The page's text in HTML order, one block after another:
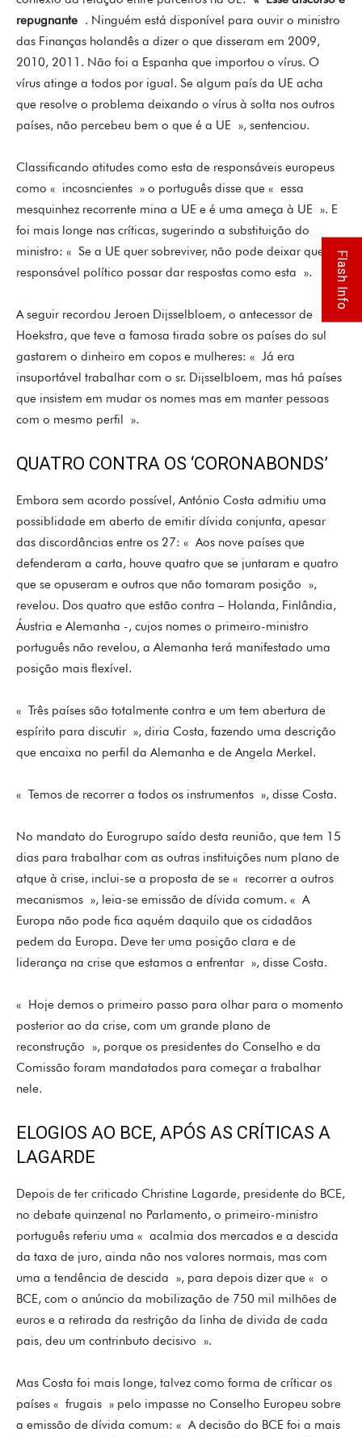
repugnante . Ninguém está disponível para ouvir o ministro
das Finanças holandês a dizer o que disseram em 2009,
2010, 2011. Não foi a Espanha que importou o vírus. O
vírus atinge a todos por igual. Se algum país da UE acha
que resolve o problema deixando o vírus à solta nos outros
países, não percebeu bem o que é a UE », sentenciou.
Classificando atitudes como esta de responsáveis europeus
como « incosncientes » o português disse que « essa
mesquinhez recorrente mina a UE e é uma ameça à UE ». E
foi mais longe nas críticas, sugerindo a substituição do
ministro: « Se a UE quer sobreviver, não pode deixar que um
responsável político possar dar respostas como esta ».
A seguir recordou Jeroen Dijsselbloem, o antecessor de
Hoekstra, que teve a famosa tirada sobre os países do sul
gastarem o dinheiro em copos e mulheres: « Já era
insuportável trabalhar com o sr. Dijsselbloem, mas há países
que insistem em mudar os nomes mas em manter pessoas
com o mesmo perfil ».
QUATRO CONTRA OS ‘CORONABONDS’
Embora sem acordo possível, António Costa admitiu uma
possiblidade em aberto de emitir dívida conjunta, apesar
das discordâncias entre os 27: « Aos nove países que
defenderam a carta, houve quatro que se juntaram e quatro
que se opuseram e outros que não tomaram posição »,
revelou. Dos quatro que estão contra – Holanda, Finlândia,
Áustria e Alemanha -, cujos nomes o primeiro-ministro
português não revelou, a Alemanha terá manifestado uma
posição mais flexível.
« Três países são totalmente contra e um tem abertura de
espírito para discutir », diria Costa, fazendo uma descrição
que encaixa no perfil da Alemanha e de Angela Merkel.
« Temos de recorrer a todos os instrumentos », disse Costa.
No mandato do Eurogrupo saído desta reunião, que tem 15
dias para trabalhar com as outras instituições num plano de
atque à crise, inclui-se a proposta de se « recorrer a outros
mecanismos », leia-se emissão de dívida comum. « A
Europa não pode fica aquém daquilo que os cidadãos
pedem da Europa. Deve ter uma posição clara e de
liderança na crise que estamos a enfrentar », disse Costa.
« Hoje demos o primeiro passo para olhar para o momento
posterior ao da crise, com um grande plano de
reconstrução », porque os presidentes do Conselho e da
Comissão foram mandatados para começar a trabalhar
nele.
ELOGIOS AO BCE, APÓS AS CRÍTICAS A
LAGARDE
Depois de ter criticado Christine Lagarde, presidente do BCE,
no debate quinzenal no Parlamento, o primeiro-ministro
português referiu uma « acalmia dos mercados e a descida
da taxa de juro, ainda não nos valores normais, mas com
uma a tendência de descida », para depois dizer que « o
BCE, com o anúncio da mobilização de 750 mil milhões de
euros e a retirada da restrição da linha de divida de cada
pais, deu um contrinbuto decisivo ».
Mas Costa foi mais longe, talvez como forma de críticar os
países « frugais » pelo impasse no Conselho Europeu sobre
a emissão de dívida comum: « A decisão do BCE foi a mais
Flash Info